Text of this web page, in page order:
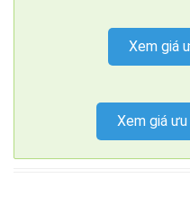
Xem giá
Xem giá